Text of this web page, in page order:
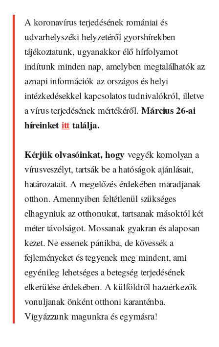
A koronavírus terjedésének romániai és
udvarhelyszéki helyzetéről gyorshírekben
tájékoztatunk, ugyanakkor élő hírfolyamot
indítunk minden nap, amelyben megtalálhatók az
aznapi információk az országos és helyi
intézkedésekkel kapcsolatos tudnivalókról, illetve
a vírus terjedésének mértékéről.Március 26-ai
híreinket itt találja.
Kérjük olvasóinkat, hogy vegyék komolyan a
vírusveszélyt, tartsák be a hatóságok ajánlásait,
határozatait. A megelőzés érdekében maradjanak
otthon. Amennyiben feltétlenül szükséges
elhagyniuk az otthonukat, tartsanak másoktól két
méter távolságot. Mossanak gyakran és alaposan
kezet. Ne essenek pánikba, de kövessék a
fejleményeket és tegyenek meg mindent, ami
egyénileg lehetséges a betegség terjedésének
elkerülése érdekében. A külföldről hazaérkezők
vonuljanak önként otthoni karanténba.
Vigyázzunk magunkra és egymásra!